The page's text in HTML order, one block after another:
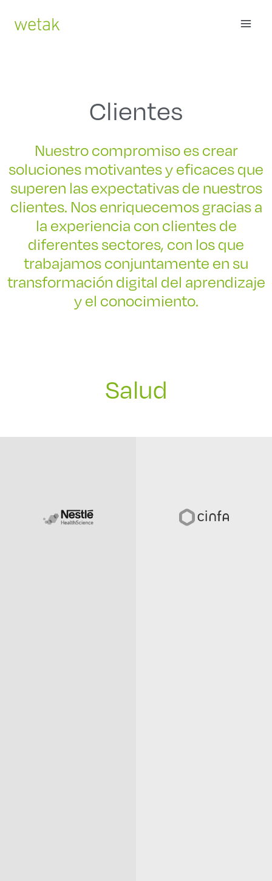
contenido
Clientes
Nuestro compromiso es crear
soluciones motivantes y eficaces que
superen las expectativas de nuestros
clientes. Nos enriquecemos gracias a
la experiencia con clientes de
diferentes sectores, con los que
trabajamos conjuntamente en su
transformación digital del aprendizaje
y el conocimiento.
Salud